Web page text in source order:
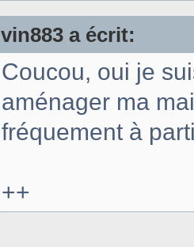
vin883 a écrit:
Coucou, oui je
aménager ma
fréquement à
++